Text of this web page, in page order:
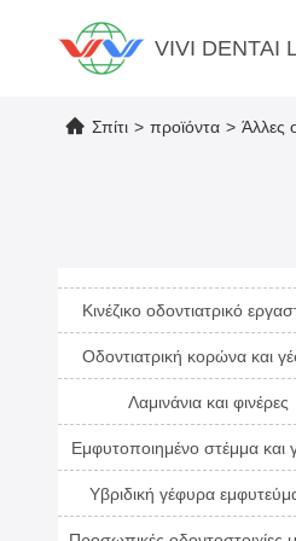
VIVI DENTAI
Σπίτι > προϊόντα > Άλλες
Κινέζικο οδοντιατρικό
Οδοντιατρική κορώνα και
Λαμινάνια και φινέρες
Εμφυτοποιημένο στέμμα και
Υβριδική γέφυρα